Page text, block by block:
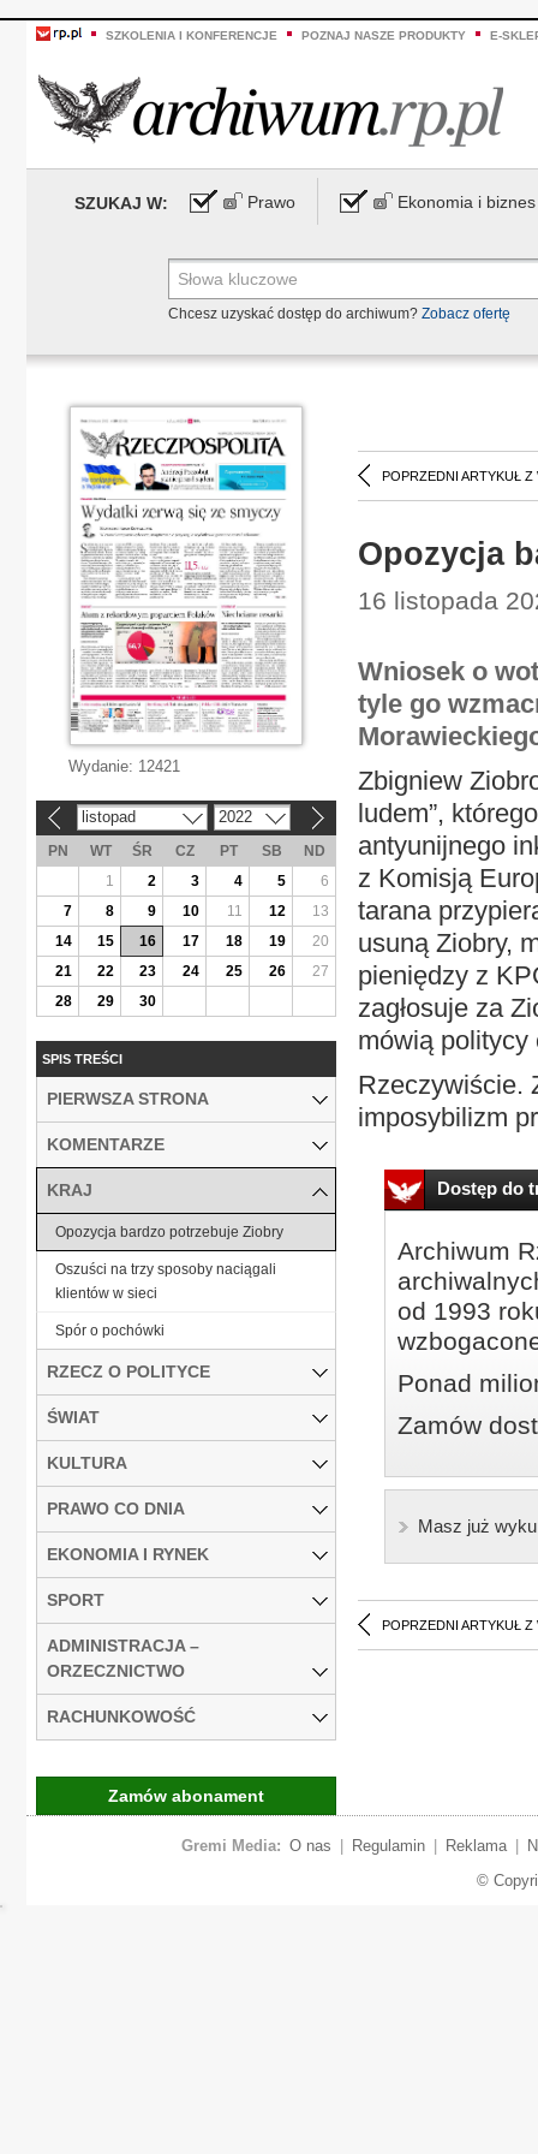
SZKOLENIA I KONFERENCJE POZNAJ NASZE PRODUKTY E-
SZUKAJ W: Prawo Ekonomia i biznes
Chcesz uzyskać dostęp do archiwum? Zobacz ofertę
POPRZEDNI ARTYKUŁ Z
Opozycja
16 listopada
Wniosek o
tyle go
Zbigniew
ludem”,
antyunijnego
z Komisją
tarana
usuną Ziobry,
pieniędzy z
zagłosuje za
mówią politycy
Rzeczywiście.
imposybilizm
Dostęp do
Archiwum
od 1993
Ponad
Zamów
Masz już
POPRZEDNI ARTYKUŁ Z
Wydanie: 12421
listopad 2022
PN WT ŚR CZ PT SB
ND
1
2 3 4 5
6
7
8 9 10 11 12
13
14
15 16 17 18 19
20
21
22 23 24 25 26
27
28
29 30
SPIS TREŚCI
PIERWSZA STRONA
KOMENTARZE
KRAJ
Opozycja bardzo potrzebuje Ziobry
Oszuści na trzy sposoby naciągali
klientów w sieci
Spór o pochówki
RZECZ O POLITYCE
ŚWIAT
KULTURA
PRAWO CO DNIA
EKONOMIA I RYNEK
SPORT
ADMINISTRACJA –
ORZECZNICTWO
RACHUNKOWOŚĆ
Zamów abonament
Gremi Media: O nas Regulamin Reklama
©